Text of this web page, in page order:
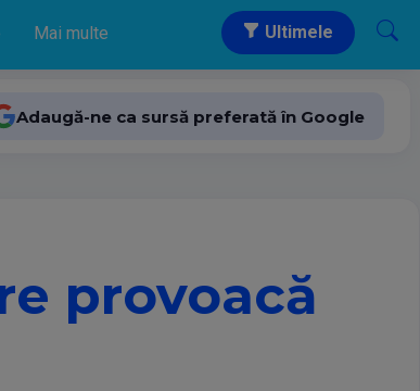
Mai multe Ultimele
Adaugă-ne ca sursă preferată în Google
provoacă